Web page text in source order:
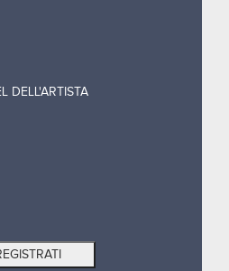
DELL'ARTISTA